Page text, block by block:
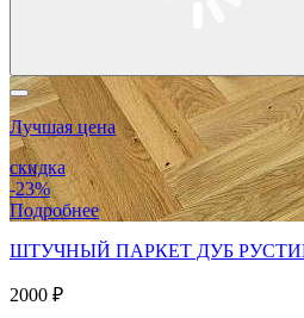
Лучшая цена
скидка
-23%
Подробнее
ШТУЧНЫЙ ПАРКЕТ ДУБ РУСТИК
2000 ₽